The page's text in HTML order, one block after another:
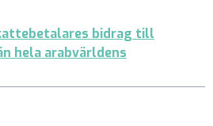
bidrag till
hela arabvärldens